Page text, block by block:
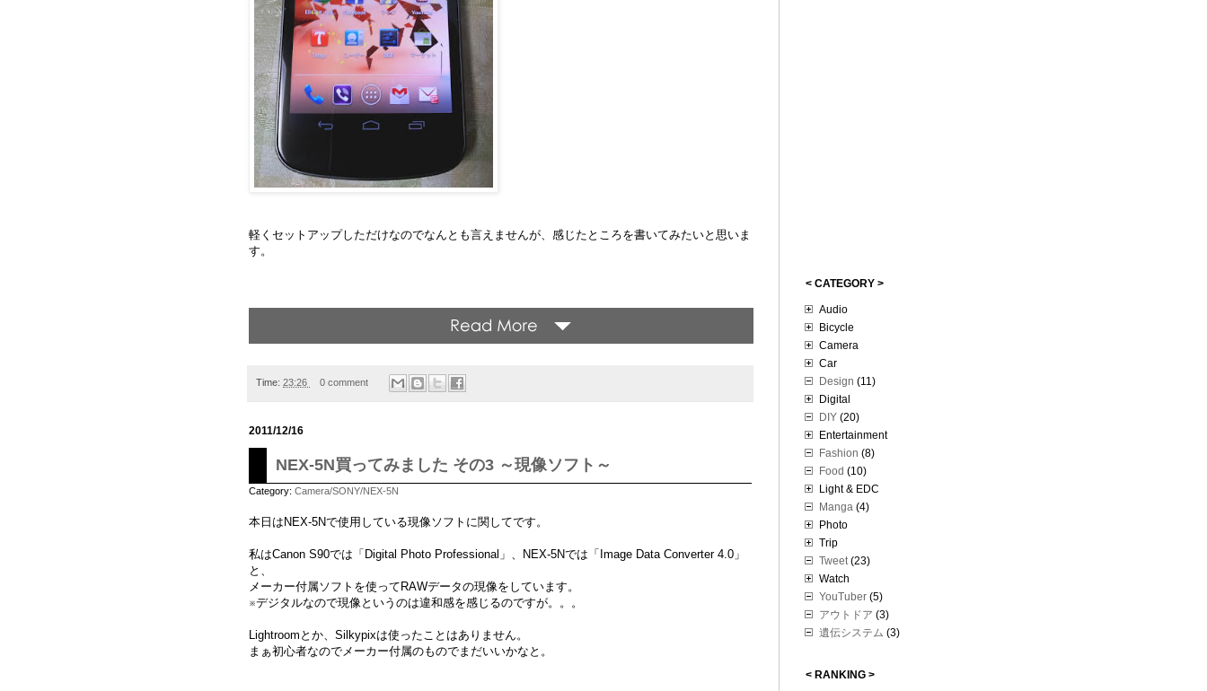
軽くセットアップしただけなのでなんとも言えませんが、感じたところを書いてみたいと思いま
す。
Time: 23:26 0 comment
2011/12/16
NEX-5N買ってみました その3 ～現像ソフト～
Category: Camera/SONY/NEX-5N
本日はNEX-5Nで使用している現像ソフトに関してです。
私はCanon S90では「Digital Photo Professional」、NEX-5Nでは「Image Data Converter 4.0」
と、
メーカー付属ソフトを使ってRAWデータの現像をしています。
※デジタルなので現像というのは違和感を感じるのですが。。。
Lightroomとか、Silkypixは使ったことはありません。
まぁ初心者なのでメーカー付属のものでまだいいかなと。
< CATEGORY >
Audio
Bicycle
Camera
Car
Design (11)
Digital
DIY (20)
Entertainment
Fashion (8)
Food (10)
Light & EDC
Manga (4)
Photo
Trip
Tweet (23)
Watch
YouTuber (5)
アウトドア (3)
遺伝システム (3)
< RANKING >